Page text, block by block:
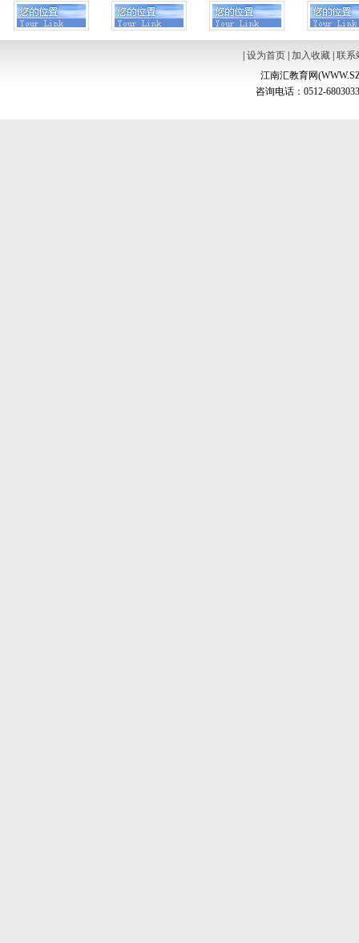
设为首页| 加入收藏| 联系
江南汇教育网
咨询电话：0512-